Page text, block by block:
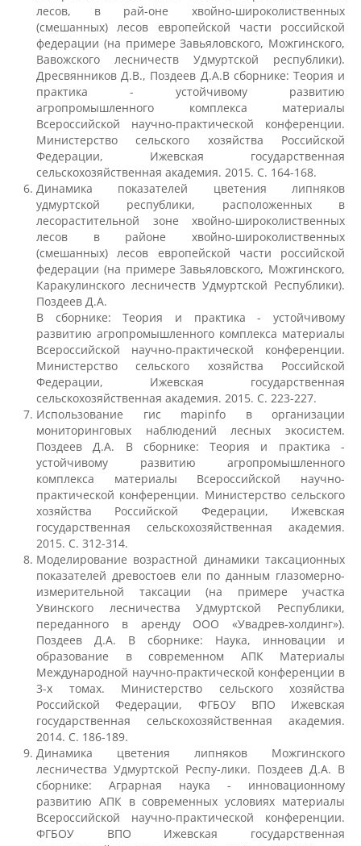
День открытых дверей
Иностранным гражданам
Конкурсные списки абитуриентов
Студентам
Управление по воспитательной работе
и молодежной политике
Документы
Рабочие программы
Консультация психолога
Расписание
Спорт
Студенческий совет
Трудоустройство
Как мы отдыхаем
Олимпиады и конкурсы
Информация
Волонтерский центр
лесов, в рай-оне хвойно-широколиственных
(смешанных) лесов европейской части российской
федерации (на примере Завьяловского, Можгинского,
Вавожского лесничеств Удмуртской республики).
Дресвянников Д.В., Поздеев Д.А.В сборнике: Теория и
практика - устойчивому развитию
агропромышленного комплекса материалы
Всероссийской научно-практической конференции.
Министерство сельского хозяйства Российской
Федерации, Ижевская государственная
сельскохозяйственная академия. 2015. С. 164-168.
Динамика показателей цветения липняков
удмуртской республики, расположенных в
лесорастительной зоне хвойно-широколиственных
лесов в районе хвойно-широколиственных
(смешанных) лесов европейской части российской
федерации (на примере Завьяловского, Можгинского,
Каракулинского лесничеств Удмуртской Республики).
Поздеев Д.А.
В сборнике: Теория и практика - устойчивому
развитию агропромышленного комплекса материалы
Всероссийской научно-практической конференции.
Министерство сельского хозяйства Российской
Федерации, Ижевская государственная
сельскохозяйственная академия. 2015. С. 223-227.
Использование гис mapinfo в организации
мониторинговых наблюдений лесных экосистем.
Поздеев Д.А. В сборнике: Теория и практика -
устойчивому развитию агропромышленного
комплекса материалы Всероссийской научно-
практической конференции. Министерство сельского
хозяйства Российской Федерации, Ижевская
государственная сельскохозяйственная академия.
2015. С. 312-314.
Моделирование возрастной динамики таксационных
показателей древостоев ели по данным глазомерно-
измерительной таксации (на примере участка
Увинского лесничества Удмуртской Республики,
переданного в аренду ООО «Увадрев-холдинг»).
Поздеев Д.А. В сборнике: Наука, инновации и
образование в современном АПК Материалы
Международной научно-практической конференции в
3-х томах. Министерство сельского хозяйства
Российской Федерации, ФГБОУ ВПО Ижевская
государственная сельскохозяйственная академия.
2014. С. 186-189.
Динамика цветения липняков Можгинского
лесничества Удмуртской Респу-лики. Поздеев Д.А. В
сборнике: Аграрная наука - инновационному
развитию АПК в современных условиях материалы
Всероссийской научно-практической конференции.
ФГБОУ ВПО Ижевская государственная